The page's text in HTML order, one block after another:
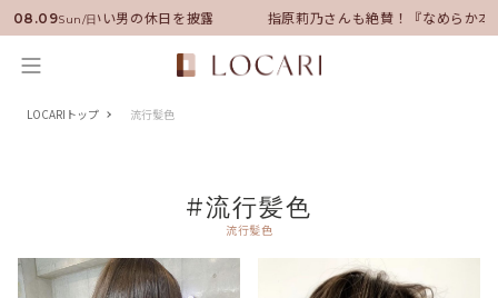
08.09Sun/日
ーに就任！いい男の休日を披露 指原莉乃さんも絶賛！『なめらか
LOCARIトップ 流行髪色
#流行髪色
流行髪色